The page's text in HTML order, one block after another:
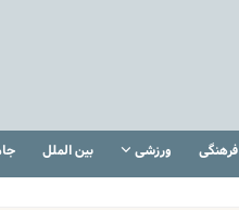
فرهنگی ورزشی بین الملل